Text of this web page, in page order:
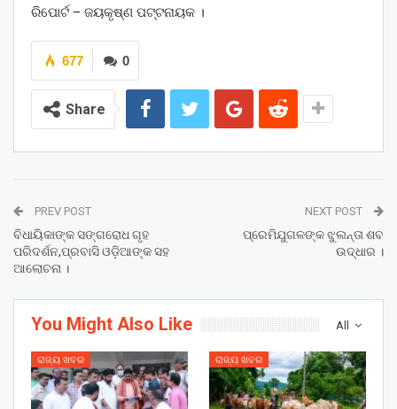
ରିପୋର୍ଟ – ଜୟକୃଷ୍ଣ ପଟ୍ଟନାୟକ ।
0
677
Share
PREV POST
ବିଧାୟିକାଙ୍କ ସଙ୍ଗରୋଧ ଗୃହ
ପରିଦର୍ଶନ,ପ୍ରବାସି ଓଡ଼ିଆଙ୍କ ସହ
ଆଲୋଚନା ।
NEXT POST
ପ୍ରେମିଯୁଗଳଙ୍କ ଝୁଲନ୍ତା ଶବ
ଉଦ୍ଧାର ।
All
You Might Also Like
ରାଜ୍ୟ ଖବର ରାଜ୍ୟ ଖବର